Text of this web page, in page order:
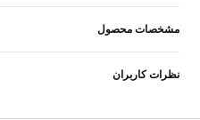
مشخصات محصول
نظرات کاربران